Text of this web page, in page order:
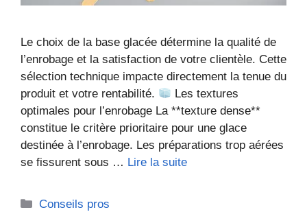
Le choix de la base glacée détermine la qualité de
l’enrobage et la satisfaction de votre clientèle. Cette
sélection technique impacte directement la tenue du
produit et votre rentabilité.
Les textures
optimales pour l’enrobage La **texture dense**
constitue le critère prioritaire pour une glace
destinée à l’enrobage. Les préparations trop aérées
se fissurent sous … Lire la suite
Catégories
Conseils pros